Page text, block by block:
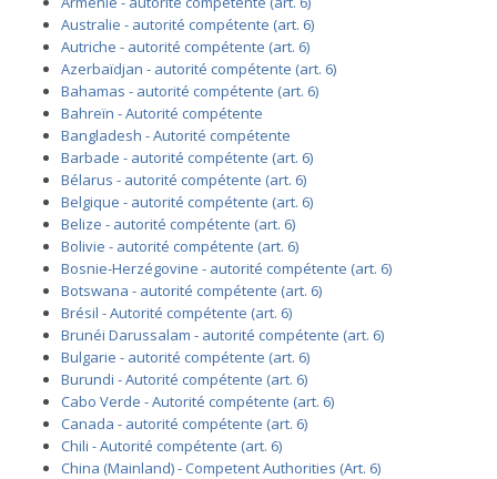
Australie - autorité compétente (art. 6)
Autriche - autorité compétente (art. 6)
Azerbaïdjan - autorité compétente (art. 6)
Bahamas - autorité compétente (art. 6)
Bahreïn - Autorité compétente
Bangladesh - Autorité compétente
Barbade - autorité compétente (art. 6)
Bélarus - autorité compétente (art. 6)
Belgique - autorité compétente (art. 6)
Belize - autorité compétente (art. 6)
Bolivie - autorité compétente (art. 6)
Bosnie-Herzégovine - autorité compétente (art. 6)
Botswana - autorité compétente (art. 6)
Brésil - Autorité compétente (art. 6)
Brunéi Darussalam - autorité compétente (art. 6)
Bulgarie - autorité compétente (art. 6)
Burundi - Autorité compétente (art. 6)
Cabo Verde - Autorité compétente (art. 6)
Canada - autorité compétente (art. 6)
Chili - Autorité compétente (art. 6)
China (Mainland) - Competent Authorities (Art. 6)